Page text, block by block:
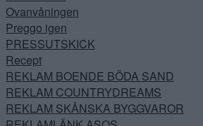
Ovanvåningen
Preggo igen
PRESSUTSKICK
Recept
REKLAM BOENDE BÖDA SAND
REKLAM COUNTRYDREAMS
REKLAM SKÅNSKA BYGGVAROR